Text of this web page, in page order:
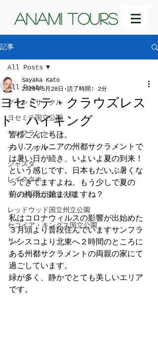
ANAMI TOURS
記事
All Posts
グランドサークル
ヨセミテ国立公園
サンフランシスコ
ナパ・ソノマ
シャスタ
レイクタホ
ラッセン火山国立公園
レッドウッド国立州立公園
セコイア・キングス国立公園
リノ
All Posts
ヨセミテ・クラウズレス
ト ハイキング
Sayaka Kato
2020年5月28日
読了時間: 2分
皆様こんにちは。
カリフォルニアの州都サクラメントで
は暑い日が続き、いよいよ夏の到来！
という感じです。日本もだいぶ暑くな
ってきてますよね。もう少しで夏の
前の梅雨が始まりますね？
私はコロナウィルスの影響が出始めた
３月頭より普段住んでいますサンフラ
ンシスコより北東へ２時間のところに
ある州都サクラメントの両親の家にて
過ごしています。
緑が多く、静かでとても美しいエリア
です。